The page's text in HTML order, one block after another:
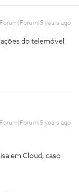
Forum|Forum|5 years ago
do telemóvel
Forum|Forum|5 years ago
em Cloud, caso